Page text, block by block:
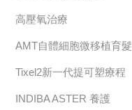
高壓氧治療
AMT自體細胞微移植育髮
Tixel2新一代提可塑療程
INDIBA ASTER 養護